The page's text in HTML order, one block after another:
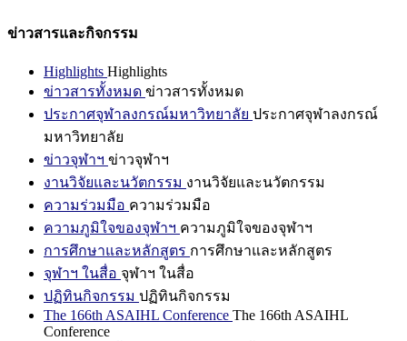
ข่าวสารและกิจกรรม
Highlights Highlights
ข่าวสารทั้งหมด ข่าวสารทั้งหมด
ประกาศจุฬาลงกรณ์มหาวิทยาลัย ประกาศจุฬาลงกรณ์
มหาวิทยาลัย
ข่าวจุฬาฯ ข่าวจุฬาฯ
งานวิจัยและนวัตกรรม งานวิจัยและนวัตกรรม
ความร่วมมือ ความร่วมมือ
ความภูมิใจของจุฬาฯ ความภูมิใจของจุฬาฯ
การศึกษาและหลักสูตร การศึกษาและหลักสูตร
จุฬาฯ ในสื่อ จุฬาฯ ในสื่อ
ปฏิทินกิจกรรม ปฏิทินกิจกรรม
The 166th ASAIHL Conference The 166th ASAIHL
Conference